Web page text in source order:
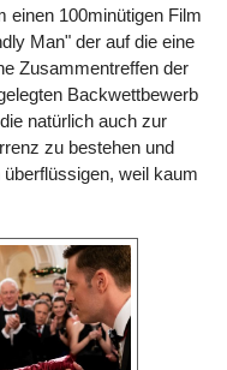
einen 100minütigen Film
Man" der auf die eine
Zusammentreffen der
Backwettbewerb
natürlich auch zur
zu bestehen und
weil kaum